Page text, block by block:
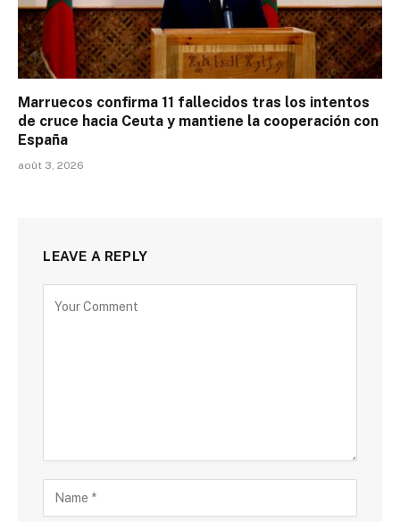
Marruecos confirma 11 fallecidos tras los intentos
de cruce hacia Ceuta y mantiene la cooperación con
España
août 3, 2026
LEAVE A REPLY